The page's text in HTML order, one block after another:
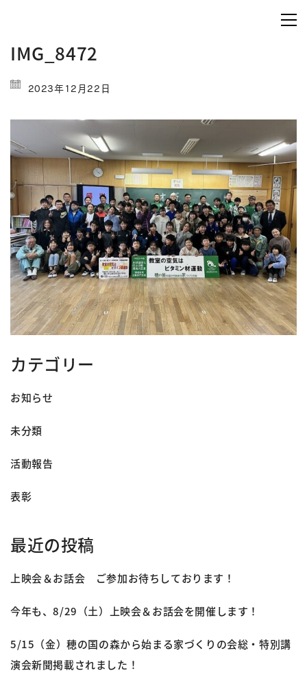
IMG_8472
2023年12月22日
カテゴリー
お知らせ
未分類
活動報告
表彰
最近の投稿
上映会＆お話会 ご参加お待ちしております！
今年も、8/29（土）上映会＆お話会を開催します！
5/15（金）穂の国の森から始まる家づくりの会総・特別講
演会新聞掲載されました！